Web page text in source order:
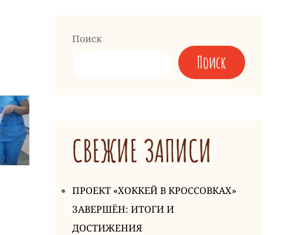
Поиск
Поиск
СВЕЖИЕ ЗАПИСИ
ПРОЕКТ «ХОККЕЙ В КРОССОВКАХ»
ЗАВЕРШЁН: ИТОГИ И
ДОСТИЖЕНИЯ